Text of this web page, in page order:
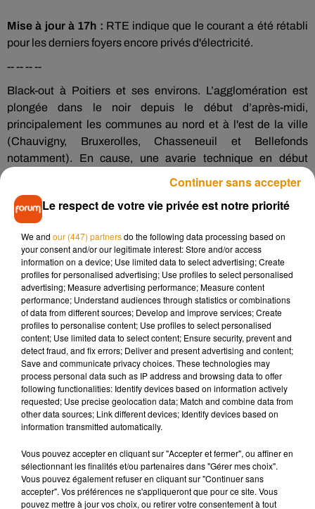
Mise à jour à 17h : RTE indique que le courant a été rétabli
pour les derniers foyers encore privés d'électricité.
-- -- -- --
Black-out à Poitiers et ses environs. L’agglomération est
plongée dans le noir depuis le début d’après-midi,
principalement les communes au nord et à l'est de la ville
(Chauvigny, Bruxerolles, Chasseneuil et Bellefonds
notamment). En cause, une avarie technique en début
Selon nos confrères de
La Nouvelle République
, à 14 heures,
68 000 foyers se sont retrouvés sans courant. Une heure plus
tard, ils n’étaient« plus que» 50 000. Néanmoins, RTE
s'attend à de possibles complications en début de soirée,
principalement entre 18h et 20h.
Musique
6 août 2026
Pomme emprunte le décor de l’émission
« Loups Garous » pour son...
La version réécrite de « Beautiful Day »
Le respect de votre vie privée est notre priorité
We and our (447) partnersdo the following data processing based on
your consent and/or our legitimate interest: Store and/or access
information on a device; Use limited data to select advertising; Create
profiles for personalised advertising; Use profiles to select personalised
advertising; Measure advertising performance; Measure content
performance; Understand audiences through statistics or combinations
of data from different sources; Develop and improve services; Create
profiles to personalise content; Use profiles to select personalised
content; Use limited data to select content; Ensure security, prevent and
detect fraud, and fix errors; Deliver and present advertising and content;
Save and communicate privacy choices. These technologies may
process personal data such as IP address and browsing data to offer
following functionalities: Identify devices based on information actively
requested; Use precise geolocation data; Match and combine data from
other data sources; Link different devices; Identify devices based on
information transmitted automatically.
Vous pouvez accepter en cliquant sur "Accepter et fermer", ou affiner en
sélectionnant les finalités et/ou partenaires dans "Gérer mes choix".
Vous pouvez également refuser en cliquant sur "Continuer sans
accepter". Vos préférences ne s'appliqueront que pour ce site. Vous
pouvez mettre à jour vos choix, ou retirer votre consentement à tout
Continuer sans accepter